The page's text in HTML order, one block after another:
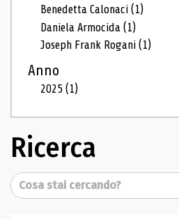
Benedetta Calonaci(1)
Daniela Armocida(1)
Joseph Frank Rogani(1)
Anno
2025(1)
Ricerca
Cerca